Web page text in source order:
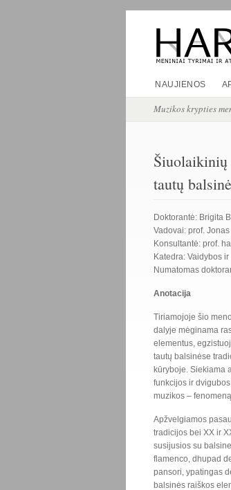
NAUJIENOS
Muzikos krypties
Šiuolaikinių
tautų
Doktorantė: Brigita
Vadovai: prof.
Konsultantė: prof.
Katedra: Vaidybos
Numatomas
Anotacija
Tiriamojoje šio
dalyje mėginama
elementus,
tautų balsinėse
kūryboje. Siekiama
funkcijos ir
muzikos –
Apžvelgiamos
tradicijos bei XX ir
susijusios su
flamenco, dhupad
pansori, ypatingas
balsinės raiškos